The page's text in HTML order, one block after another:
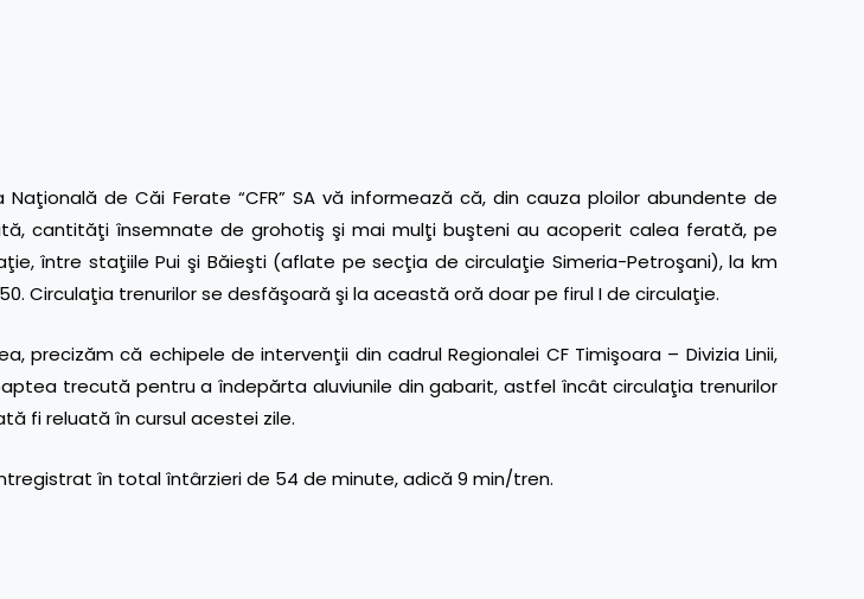
de Căi Ferate “CFR” SA vă informează că, din cauza ploilor abundente de
cantităţi însemnate de grohotiş şi mai mulţi buşteni au acoperit calea ferată, pe
între staţiile Pui şi Băieşti (aflate pe secţia de circulaţie Simeria-Petroşani), la km
Circulaţia trenurilor se desfăşoară şi la această oră doar pe firul I de circulaţie.
precizăm că echipele de intervenţii din cadrul Regionalei CF Timişoara – Divizia Linii,
trecută pentru a îndepărta aluviunile din gabarit, astfel încât circulaţia trenurilor
fi reluată în cursul acestei zile.
în total întârzieri de 54 de minute, adică 9 min/tren.